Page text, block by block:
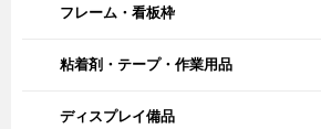
フレーム・看板枠
粘着剤・テープ・作業用品
ディスプレイ備品